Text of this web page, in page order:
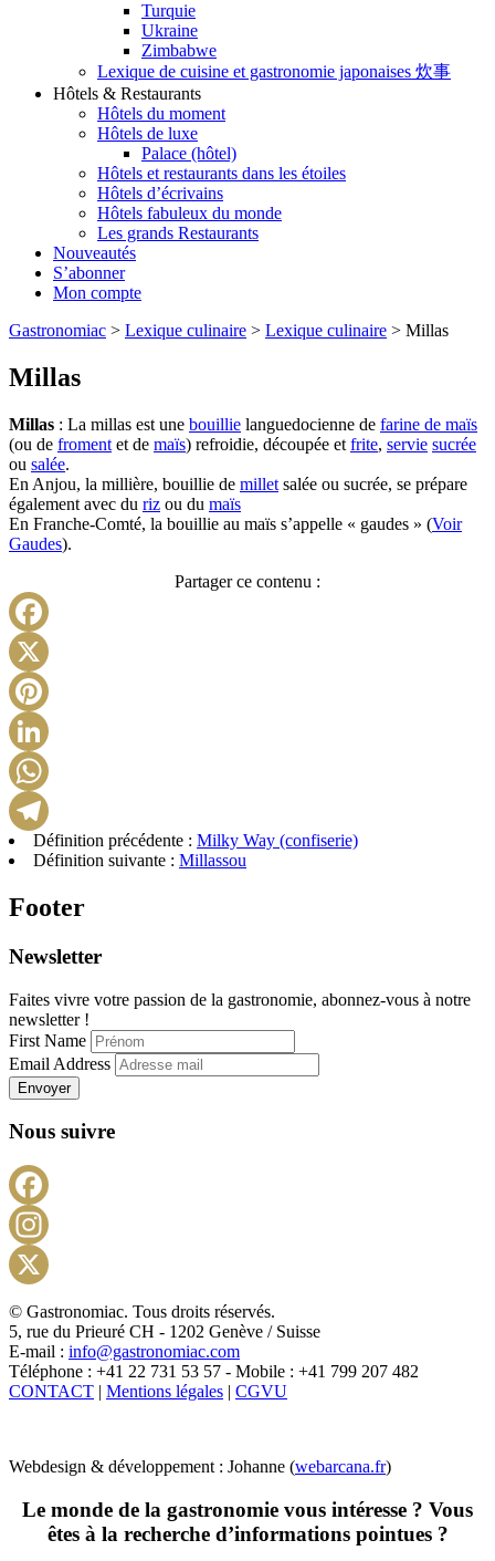
Turquie
Ukraine
Zimbabwe
Lexique de cuisine et gastronomie japonaises 炊事
Hôtels & Restaurants
Hôtels du moment
Hôtels de luxe
Palace (hôtel)
Hôtels et restaurants dans les étoiles
Hôtels d’écrivains
Hôtels fabuleux du monde
Les grands Restaurants
Nouveautés
S’abonner
Mon compte
Gastronomiac > Lexique culinaire > Lexique culinaire > Millas
Millas
Millas : La millas est une bouillie languedocienne de farine de maïs
(ou de froment et de maïs) refroidie, découpée et frite, servie sucrée
ou salée.
En Anjou, la millière, bouillie de millet salée ou sucrée, se prépare
également avec du riz ou du maïs
En Franche-Comté, la bouillie au maïs s’appelle « gaudes » (Voir
Gaudes).
Partager ce contenu :
Telegram
Définition précédente : Milky Way (confiserie)
Définition suivante : Millassou
Footer
Newsletter
Faites vivre votre passion de la gastronomie, abonnez-vous à notre
newsletter !
First Name
Email Address
Envoyer
Nous suivre
X
© Gastronomiac. Tous droits réservés.
5, rue du Prieuré CH - 1202 Genève / Suisse
E-mail : info@gastronomiac.com
Téléphone : +41 22 731 53 57 - Mobile : +41 799 207 482
CONTACT | Mentions légales | CGVU
Webdesign & développement : Johanne (webarcana.fr)
Le monde de la gastronomie vous intéresse ? Vous
êtes à la recherche d’informations pointues ?